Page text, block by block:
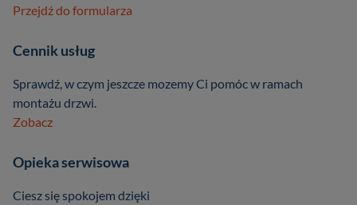
Przejdź do formularza
Cennik usług
Sprawdź, w czym jeszcze mozemy Ci pomóc w ramach
montażu drzwi.
Zobacz
Opieka serwisowa
Ciesz się spokojem dzięki